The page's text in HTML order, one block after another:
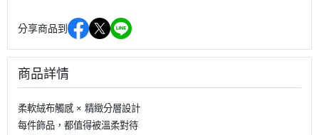
分享商品到
商品詳情
柔軟絨布觸感 × 精緻分層設計
每件飾品，都值得被溫柔對待